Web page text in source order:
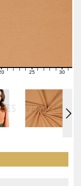
21222324 26272829 31